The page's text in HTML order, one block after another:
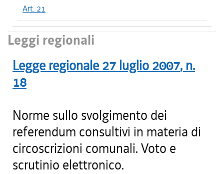
Art. 21
Leggi regionali
Legge regionale 27 luglio 2007, n.
18
Norme sullo svolgimento dei
referendum consultivi in materia di
circoscrizioni comunali. Voto e
scrutinio elettronico.